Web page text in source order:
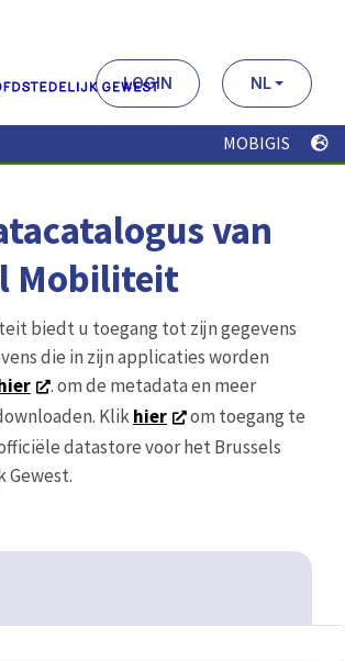
LOGIN NL
MOBIGIS
van
Mobiliteit
biedt u toegang tot zijn gegevens
die in zijn applicaties worden
. om de metadata en meer
Klikhier
om toegang te
datastore voor het Brussels